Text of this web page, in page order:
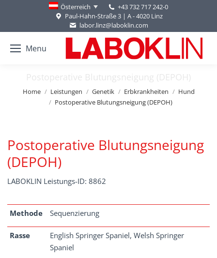
Österreich
+43 732 717 242-0
Paul-Hahn-Straße 3 | A - 4020 Linz
labor.linz@laboklin.com
Menu
Postoperative Blutungsneigung (DEPOH)
You are here:
Home Leistungen Genetik Erbkrankheiten
Hund
Postoperative Blutungsneigung (DEPOH)
Postoperative Blutungsneigung
(DEPOH)
LABOKLIN Leistungs-ID: 8862
Methode Sequenzierung
Rasse
English Springer Spaniel, Welsh Springer
Spaniel